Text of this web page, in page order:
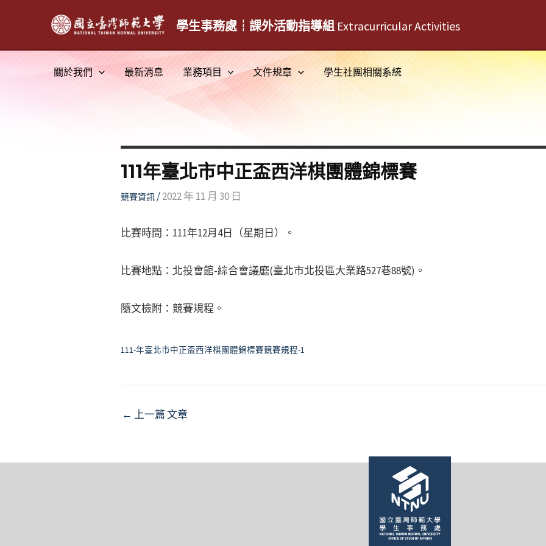
學生事務處┆課外活動指導組 Extracurricular Activities
關於我們 最新消息 業務項目 文件規章 學生社團相關系統
111年臺北市中正盃西洋棋團體錦標賽
競賽資訊/2022 年 11 月 30 日
比賽時間：111年12月4日（星期日）。
比賽地點：北投會館-綜合會議廳(臺北市北投區大業路527巷88號)。
隨文檢附：競賽規程。
111-年臺北市中正盃西洋棋團體錦標賽競賽規程-1
Post
← 上一篇 文章